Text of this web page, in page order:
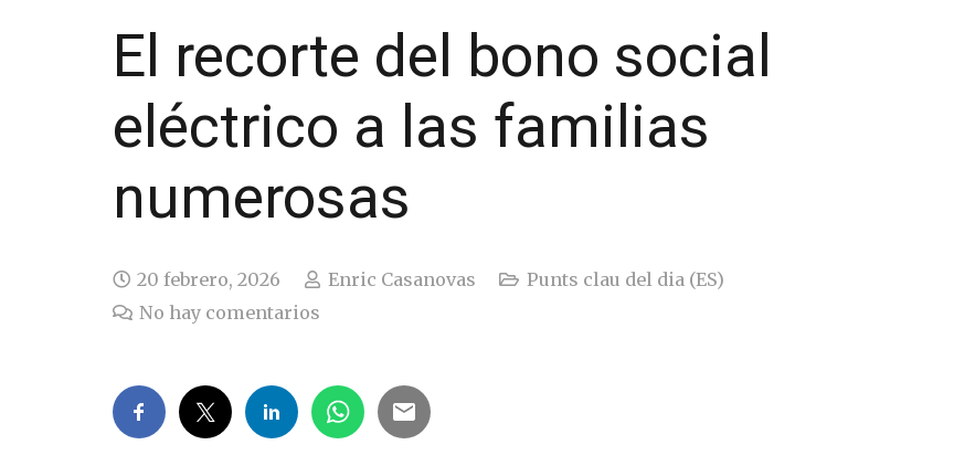
El recorte del bono social
eléctrico a las familias
numerosas
20 febrero, 2026 Enric Casanovas
Punts clau del dia (ES)
No hay comentarios